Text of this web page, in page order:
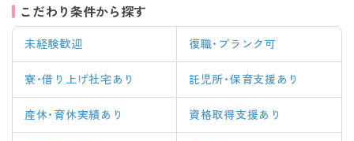
こだわり条件から探す
未経験歓迎 復職・ブランク可
寮・借り上げ社宅あり 託児所・保育支援あり
産休・育休実績あり 資格取得支援あり